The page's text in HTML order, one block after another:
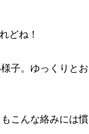
どね！
子。ゆっくりとお
こんな絡みには慣